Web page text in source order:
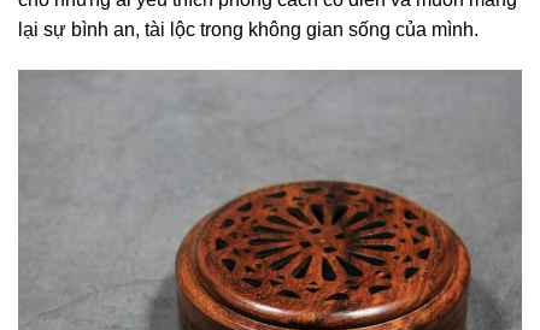
lại sự bình an, tài lộc trong không gian sống của mình.